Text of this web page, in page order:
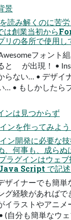
景
読み解くのに苦
は創業当初から
リの各所で使⽤
フォント
と が出現！ •
らない… • デザイ
… • もしかしたら
ンは⾒つからず
ンを作ってみよう
ン開発に必要な技
、何事も、成らぬ
ラグインはウェブ
Java Script で記
ザイナーでも簡単
グ経験があればで
イラストやアニメ
(⾃分も簡単なウ